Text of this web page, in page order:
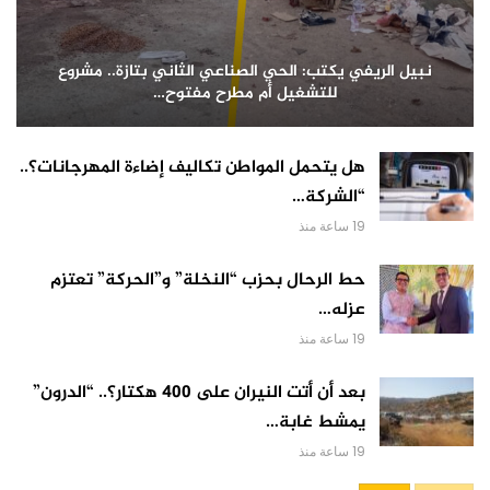
نبيل الريفي يكتب: الحي الصناعي الثاني بتازة.. مشروع
للتشغيل أم مطرح مفتوح…
هل يتحمل المواطن تكاليف إضاءة المهرجانات؟..
“الشركة…
19 ساعة منذ
حط الرحال بحزب “النخلة” و”الحركة” تعتزم
عزله…
19 ساعة منذ
بعد أن أتت النيران على 400 هكتار؟.. “الدرون”
يمشط غابة…
19 ساعة منذ